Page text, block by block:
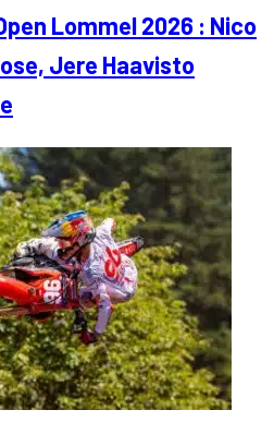
Lommel 2026 : Nico
Jere Haavisto